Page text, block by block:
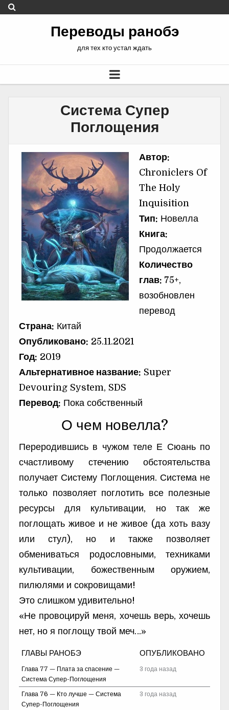
Переводы ранобэ
для тех кто устал ждать
Система Супер
Поглощения
Автор:
Chroniclers Of
The Holy
Inquisition
Тип: Новелла
Книга:
Продолжается
Количество
глав: 75+,
возобновлен
перевод
Страна: Китай
Опубликовано: 25.11.2021
Год: 2019
Альтернативное название: Super
Devouring System, SDS
Перевод: Пока собственный
О чем новелла?
Переродившись в чужом теле Е Сюань по
счастливому стечению обстоятельства
получает Систему Поглощения. Система не
только позволяет поглотить все полезные
ресурсы для культивации, но так же
поглощать живое и не живое (да хоть вазу
или стул), но и также позволяет
обмениваться родословными, техниками
культивации, божественным оружием,
пилюлями и сокровищами!
Это слишком удивительно!
«Не провоцируй меня, хочешь верь, хочешь
нет, но я поглощу твой меч…»
ГЛАВЫ РАНОБЭ ОПУБЛИКОВАНО
Глава 77 — Плата за спасение —
Система Супер-Поглощения
3 года назад
Глава 76 — Кто лучше — Система
Супер-Поглощения
3 года назад